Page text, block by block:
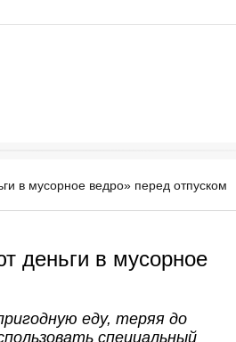
в мусорное ведро» перед отпуском
деньги в мусорное
еду, теряя до
специальный